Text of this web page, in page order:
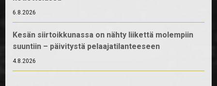
6.8.2026
Kesän siirtoikkunassa on nähty liikettä molempiin
suuntiin – päivitystä pelaajatilanteeseen
4.8.2026